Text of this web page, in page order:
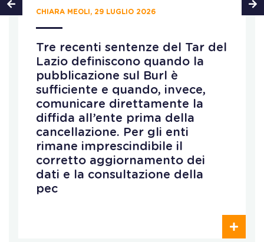
CHIARA MEOLI, 29 LUGLIO 2026
Tre recenti sentenze del Tar del
Lazio definiscono quando la
pubblicazione sul Burl è
sufficiente e quando, invece,
comunicare direttamente la
diffida all’ente prima della
cancellazione. Per gli enti
rimane imprescindibile il
corretto aggiornamento dei
dati e la consultazione della
pec